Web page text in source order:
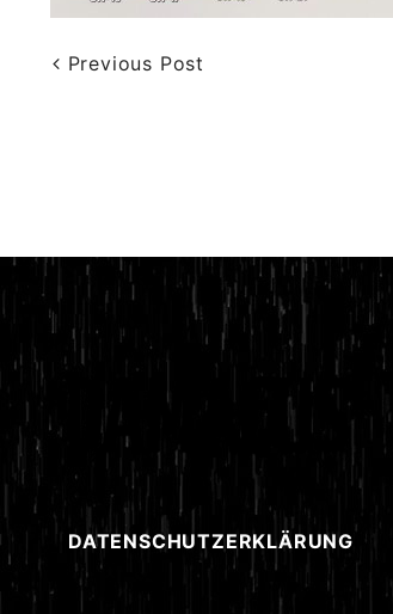
Previous Post
DATENSCHUTZERKLÄRUNG